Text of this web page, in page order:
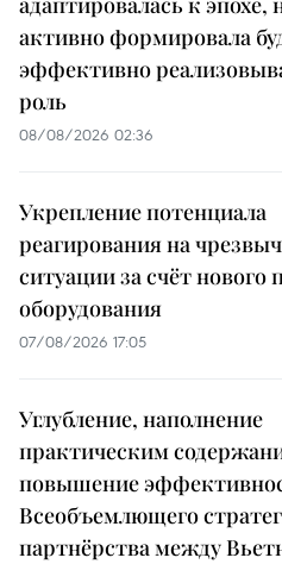
активно формировала
эффективно
роль
08/08/2026 02:36
Укрепление потенциала
реагирования на
ситуации за счёт нового
оборудования
07/08/2026 17:05
Углубление, наполнение
практическим
повышение
Всеобъемлющего
партнёрства между